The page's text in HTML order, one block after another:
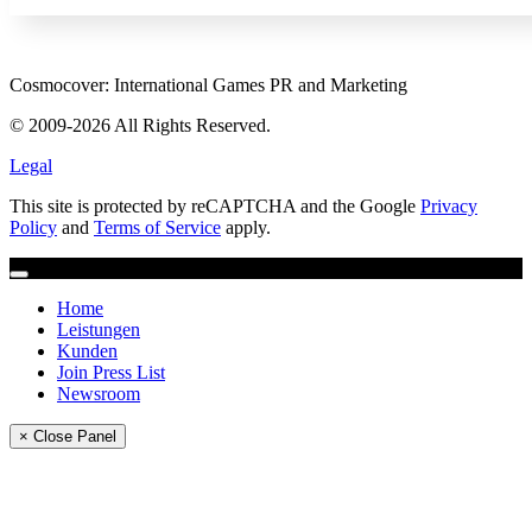
Cosmocover: International Games PR and Marketing
© 2009-2026 All Rights Reserved.
Legal
This site is protected by reCAPTCHA and the Google Privacy
Policy and Terms of Service apply.
Home
Leistungen
Kunden
Join Press List
Newsroom
× Close Panel